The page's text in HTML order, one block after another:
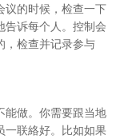
议的时候，检查一下
告诉每个人。控制会
，检查并记录参与
能做。你需要跟当地
一联絡好。比如如果